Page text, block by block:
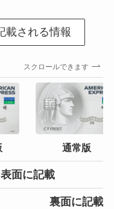
載される情報
スクロールできます
通常版
表面に記載
裏面に記載